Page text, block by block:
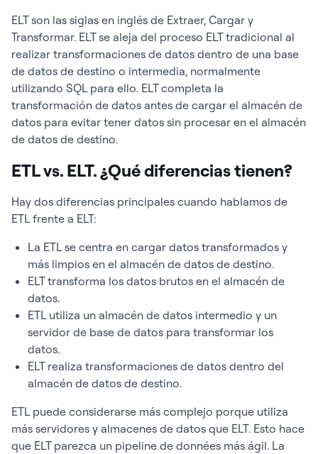
ELT son las siglas en inglés de Extraer, Cargar y
Transformar. ELT se aleja del proceso ELT tradicional al
realizar transformaciones de datos dentro de una base
de datos de destino o intermedia, normalmente
utilizando SQL para ello. ELT completa la
transformación de datos antes de cargar el almacén de
datos para evitar tener datos sin procesar en el almacén
de datos de destino.
ETL vs. ELT. ¿Qué diferencias tienen?
Hay dos diferencias principales cuando hablamos de
ETL frente a ELT:
La ETL se centra en cargar datos transformados y
más limpios en el almacén de datos de destino.
ELT transforma los datos brutos en el almacén de
datos.
ETL utiliza un almacén de datos intermedio y un
servidor de base de datos para transformar los
datos.
ELT realiza transformaciones de datos dentro del
almacén de datos de destino.
ETL puede considerarse más complejo porque utiliza
más servidores y almacenes de datos que ELT. Esto hace
que ELT parezca un pipeline de données más ágil. La